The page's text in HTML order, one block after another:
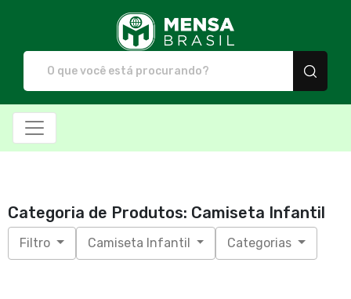
Categoria de Produtos: Camiseta Infantil
Filtro Camiseta Infantil Categorias